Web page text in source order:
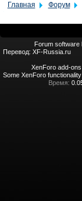
Главная Форум
Forum
Перевод: XF-Russia.ru
XenForo add-
Some XenForo
Время: